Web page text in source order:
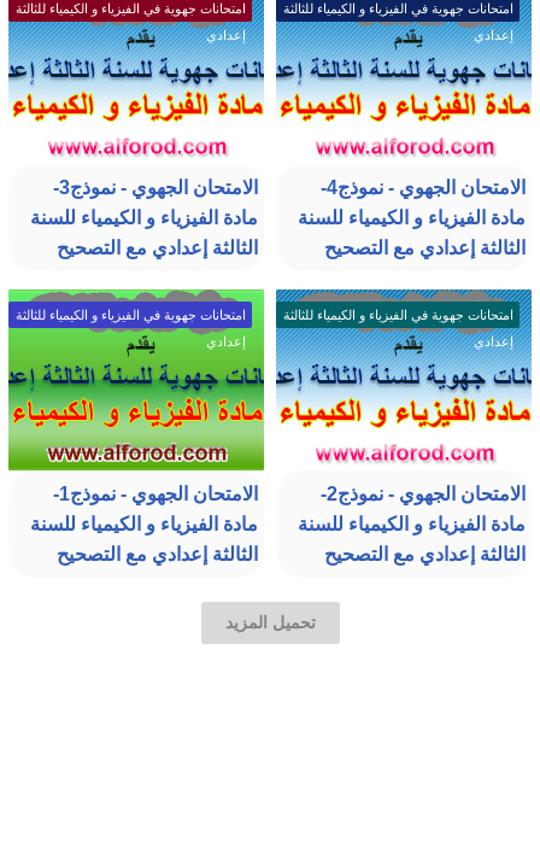
امتحانات جهوية في الفيزياء و الكيمياء للثالثة
إعدادي
الامتحان الجهوي - نموذج4-
مادة الفيزياء و الكيمياء للسنة
الثالثة إعدادي مع التصحيح
امتحانات جهوية في الفيزياء و الكيمياء للثالثة
إعدادي
الامتحان الجهوي - نموذج3-
مادة الفيزياء و الكيمياء للسنة
الثالثة إعدادي مع التصحيح
امتحانات جهوية في الفيزياء و الكيمياء للثالثة
إعدادي
الامتحان الجهوي - نموذج2-
مادة الفيزياء و الكيمياء للسنة
الثالثة إعدادي مع التصحيح
امتحانات جهوية في الفيزياء و الكيمياء للثالثة
إعدادي
الامتحان الجهوي - نموذج1-
مادة الفيزياء و الكيمياء للسنة
الثالثة إعدادي مع التصحيح
تحميل المزيد